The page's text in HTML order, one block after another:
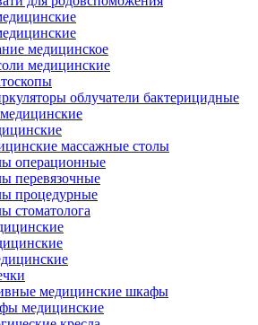
медицинское
медицинские
облучатели бактерицидные
массажные столы
операционные
перевязочные
процедурные
стоматолога
медицинские шкафы
медицинские